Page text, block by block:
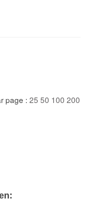
page : 25 50 100 200